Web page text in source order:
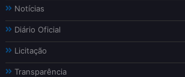
Notícias
Diário Oficial
Licitação
Transparência